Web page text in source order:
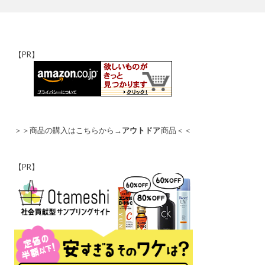
【PR】
＞＞商品の購入はこちらから→アウトドア商品＜＜
【PR】